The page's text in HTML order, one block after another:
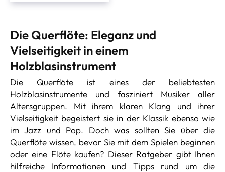
Die Querflöte: Eleganz und
Vielseitigkeit in einem
Holzblasinstrument
Die Querflöte ist eines der beliebtesten
Holzblasinstrumente und fasziniert Musiker aller
Altersgruppen. Mit ihrem klaren Klang und ihrer
Vielseitigkeit begeistert sie in der Klassik ebenso wie
im Jazz und Pop. Doch was sollten Sie über die
Querflöte wissen, bevor Sie mit dem Spielen beginnen
oder eine Flöte kaufen? Dieser Ratgeber gibt Ihnen
hilfreiche Informationen und Tipps rund um die